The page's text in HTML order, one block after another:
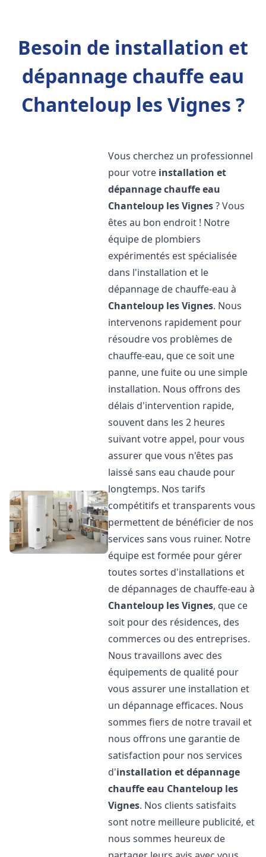
Besoin de installation et
dépannage chauffe eau
Chanteloup les Vignes ?
Vous cherchez un professionnel
pour votre installation et
dépannage chauffe eau
Chanteloup les Vignes? Vous
êtes au bon endroit ! Notre
équipe de plombiers
expérimentés est spécialisée
dans l'installation et le
dépannage de chauffe-eau à
Chanteloup les Vignes. Nous
intervenons rapidement pour
résoudre vos problèmes de
chauffe-eau, que ce soit une
panne, une fuite ou une simple
installation. Nous offrons des
délais d'intervention rapide,
souvent dans les 2 heures
suivant votre appel, pour vous
assurer que vous n'êtes pas
laissé sans eau chaude pour
longtemps. Nos tarifs
compétitifs et transparents vous
permettent de bénéficier de nos
services sans vous ruiner. Notre
équipe est formée pour gérer
toutes sortes d'installations et
de dépannages de chauffe-eau à
Chanteloup les Vignes, que ce
soit pour des résidences, des
commerces ou des entreprises.
Nous travaillons avec des
équipements de qualité pour
vous assurer une installation et
un dépannage efficaces. Nous
sommes fiers de notre travail et
nous offrons une garantie de
satisfaction pour nos services
d'installation et dépannage
chauffe eau Chanteloup les
Vignes. Nos clients satisfaits
sont notre meilleure publicité, et
nous sommes heureux de